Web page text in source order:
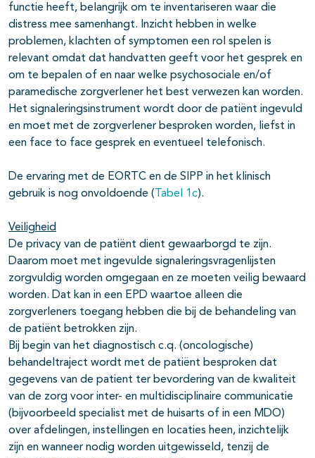
functie heeft, belangrijk om te inventariseren waar die
distress mee samenhangt. Inzicht hebben in welke
problemen, klachten of symptomen een rol spelen is
relevant omdat dat handvatten geeft voor het gesprek en
om te bepalen of en naar welke psychosociale en/of
paramedische zorgverlener het best verwezen kan worden.
Het signaleringsinstrument wordt door de patiënt ingevuld
en moet met de zorgverlener besproken worden, liefst in
een face to face gesprek en eventueel telefonisch.
De ervaring met de EORTC en de SIPP in het klinisch
gebruik is nog onvoldoende (
Tabel 1c).
Veiligheid
De privacy van de patiënt dient gewaarborgd te zijn.
Daarom moet met ingevulde signaleringsvragenlijsten
zorgvuldig worden omgegaan en ze moeten veilig bewaard
worden. Dat kan in een EPD waartoe alleen die
zorgverleners toegang hebben die bij de behandeling van
de patiënt betrokken zijn.
Bij begin van het diagnostisch c.q. (oncologische)
behandeltraject wordt met de patiënt besproken dat
gegevens van de patient ter bevordering van de kwaliteit
van de zorg voor inter- en multidisciplinaire communicatie
(bijvoorbeeld specialist met de huisarts of in een MDO)
over afdelingen, instellingen en locaties heen, inzichtelijk
zijn en wanneer nodig worden uitgewisseld, tenzij de